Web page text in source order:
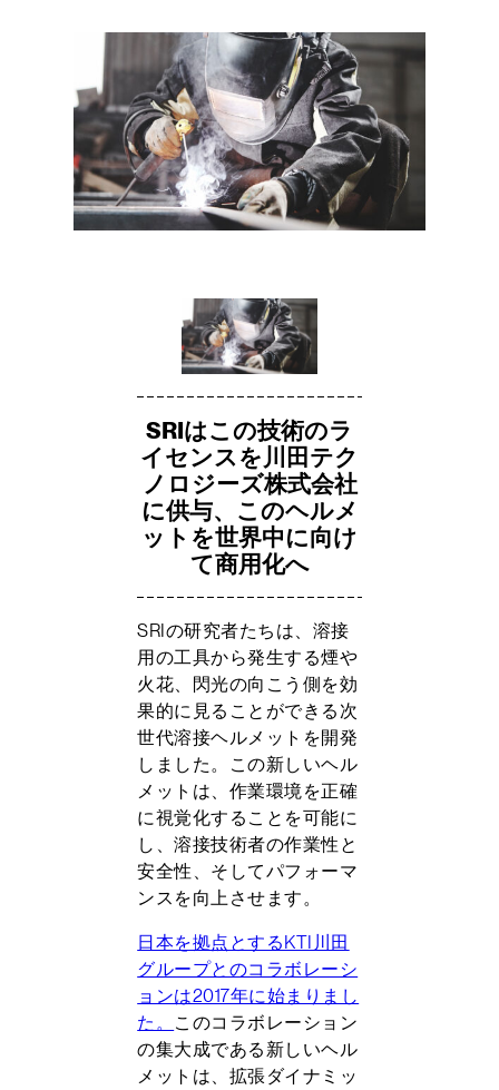
SRIはこの技術のラ
イセンスを川田テク
ノロジーズ株式会社
に供与、このヘルメ
ットを世界中に向け
て商用化へ
SRIの研究者たちは、溶接
用の工具から発生する煙や
火花、閃光の向こう側を効
果的に見ることができる次
世代溶接ヘルメットを開発
しました。この新しいヘル
メットは、作業環境を正確
に視覚化することを可能に
し、溶接技術者の作業性と
安全性、そしてパフォーマ
ンスを向上させます。
日本を拠点とするKTI川田
グループとのコラボレーシ
ョンは2017年に始まりまし
た。 このコラボレーション
の集大成である新しいヘル
メットは、拡張ダイナミッ